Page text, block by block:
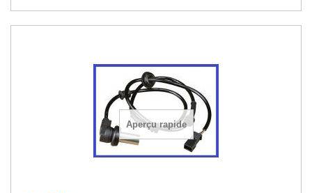
Aperçu rapide